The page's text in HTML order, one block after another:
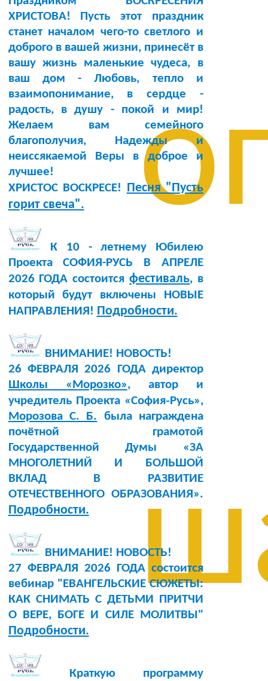
ХРИСТОВА! Пусть этот праздник
станет началом чего-то светлого и
доброго в вашей жизни, принесёт в
вашу жизнь маленькие чудеса, в
ваш дом - Любовь, тепло и
взаимопонимание, в сердце -
радость, в душу - покой и мир!
Желаем вам семейного
благополучия, Надежды и
неиссякаемой Веры в доброе и
лучшее!
ХРИСТОС ВОСКРЕСЕ! Песня "Пусть
горит свеча".
К 10 - летнему Юбилею
Проекта СОФИЯ-РУСЬ В АПРЕЛЕ
2026 ГОДА состоитсяфестиваль, в
который будут включены НОВЫЕ
НАПРАВЛЕНИЯ! Подробности.
ВНИМАНИЕ! НОВОСТЬ!
26 ФЕВРАЛЯ 2026 ГОДА директор
Школы «Морозко», автор и
учредитель Проекта «София‑Русь»,
Морозова С. Б. была награждена
почётной грамотой
Государственной Думы «ЗА
МНОГОЛЕТНИЙ И БОЛЬШОЙ
ВКЛАД В РАЗВИТИЕ
ОТЕЧЕСТВЕННОГО ОБРАЗОВАНИЯ».
Подробности.
ВНИМАНИЕ! НОВОСТЬ!
27 ФЕВРАЛЯ 2026 ГОДА состоится
вебинар "ЕВАНГЕЛЬСКИЕ СЮЖЕТЫ:
КАК СНИМАТЬ С ДЕТЬМИ ПРИТЧИ
О ВЕРЕ, БОГЕ И СИЛЕ МОЛИТВЫ"
Подробности.
Краткую программу